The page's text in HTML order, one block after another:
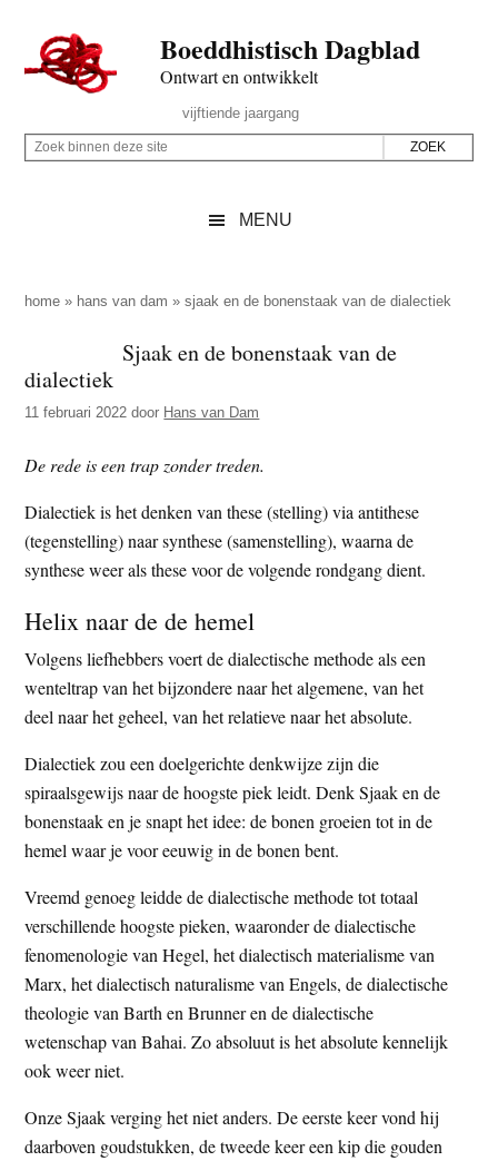
naar
de
inhoud
secondary
naar
de
sidebar
naar
de
Boeddhistisch Dagblad
Ontwart en ontwikkelt
Rechts
vijftiende jaargang
Z
p
e
z
e
s
t
e
Z
i
e
n
e
e
s
i
t
MENU
home » hans van dam »sjaak en de bonenstaak van de dialectiek
Sjaak en de bonenstaak van de
dialectiek
11 februari 2022 door Hans van Dam
De rede is een trap zonder treden.
Dialectiek is het denken van these (stelling) via antithese
(tegenstelling) naar synthese (samenstelling), waarna de
synthese weer als these voor de volgende rondgang dient.
Helix naar de de hemel
Volgens liefhebbers voert de dialectische methode als een
wenteltrap van het bijzondere naar het algemene, van het
deel naar het geheel, van het relatieve naar het absolute.
Dialectiek zou een doelgerichte denkwijze zijn die
spiraalsgewijs naar de hoogste piek leidt. Denk Sjaak en de
bonenstaak en je snapt het idee: de bonen groeien tot in de
hemel waar je voor eeuwig in de bonen bent.
Vreemd genoeg leidde de dialectische methode tot totaal
verschillende hoogste pieken, waaronder de dialectische
fenomenologie van Hegel, het dialectisch materialisme van
Marx, het dialectisch naturalisme van Engels, de dialectische
theologie van Barth en Brunner en de dialectische
wetenschap van Bahai. Zo absoluut is het absolute kennelijk
ook weer niet.
Onze Sjaak verging het niet anders. De eerste keer vond hij
daarboven goudstukken, de tweede keer een kip die gouden